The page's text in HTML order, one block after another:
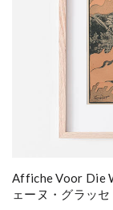
Affiche Voor Die
ェーヌ・グラッセ